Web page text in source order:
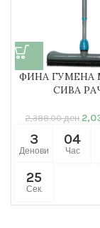
ФИНА ГУМЕНА
СИВА
2,388.00ден
3
Денови
04
Час
25
Сек.